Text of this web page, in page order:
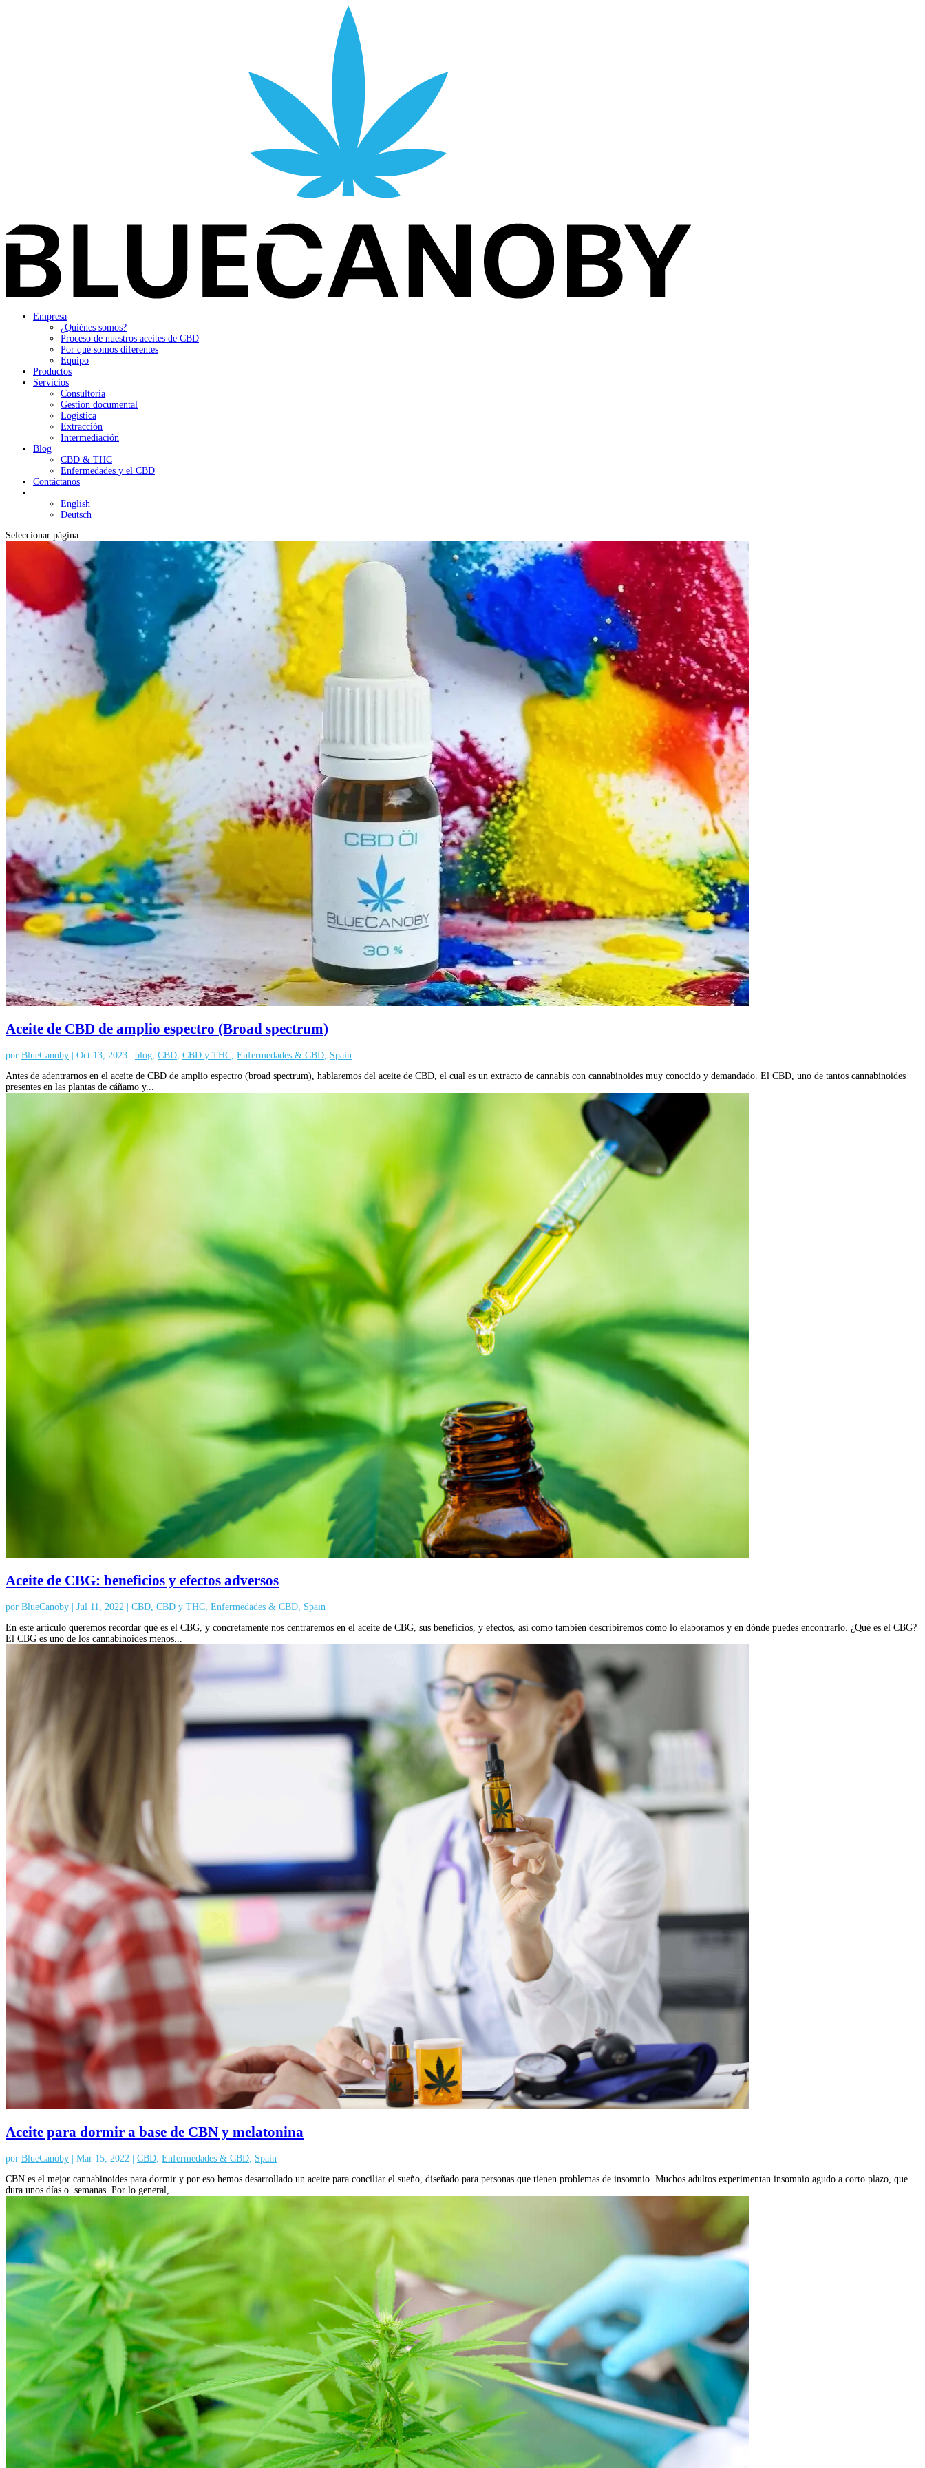
Empresa
¿Quiénes somos?
Proceso de nuestros aceites de CBD
Por qué somos diferentes
Equipo
Productos
Servicios
Consultoría
Gestión documental
Logística
Extracción
Intermediación
Blog
CBD & THC
Enfermedades y el CBD
Contáctanos
English
Deutsch
Seleccionar página
Aceite de CBD de amplio espectro (Broad spectrum)
por BlueCanoby Oct 13, 2023 blog CBD CBD y THC Enfermedades & CBD Spain
Antes de adentrarnos en el aceite de CBD de amplio espectro (broad spectrum), hablaremos del aceite de CBD, el cual es un extracto de cannabis con cannabinoides muy conocido y demandado. El CBD, uno de tantos cannabinoides
presentes en las plantas de cáñamo y...
Aceite de CBG: beneficios y efectos adversos
por BlueCanoby | Jul 11, 2022 | CBD CBD y THC Enfermedades & CBD Spain
En este artículo queremos recordar qué es el CBG, y concretamente nos centraremos en el aceite de CBG, sus beneficios, y efectos, así como también describiremos cómo lo elaboramos y en dónde puedes encontrarlo. ¿Qué es el CBG?
El CBG es uno de los cannabinoides menos...
Aceite para dormir a base de CBN y melatonina
por BlueCanoby | Mar 15, 2022 | CBD Enfermedades & CBD Spain
CBN es el mejor cannabinoides para dormir y por eso hemos desarrollado un aceite para conciliar el sueño, diseñado para personas que tienen problemas de insomnio. Muchos adultos experimentan insomnio agudo a corto plazo, que
dura unos días o semanas. Por lo general,...